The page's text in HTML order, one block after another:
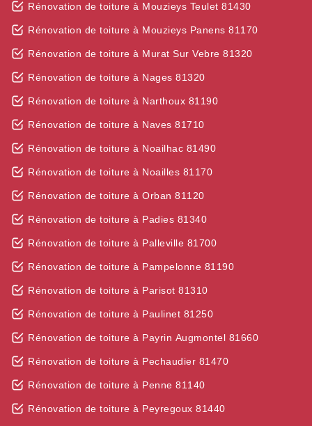
Rénovation de toiture à Mouzieys Teulet 81430
Rénovation de toiture à Mouzieys Panens 81170
Rénovation de toiture à Murat Sur Vebre 81320
Rénovation de toiture à Nages 81320
Rénovation de toiture à Narthoux 81190
Rénovation de toiture à Naves 81710
Rénovation de toiture à Noailhac 81490
Rénovation de toiture à Noailles 81170
Rénovation de toiture à Orban 81120
Rénovation de toiture à Padies 81340
Rénovation de toiture à Palleville 81700
Rénovation de toiture à Pampelonne 81190
Rénovation de toiture à Parisot 81310
Rénovation de toiture à Paulinet 81250
Rénovation de toiture à Payrin Augmontel 81660
Rénovation de toiture à Pechaudier 81470
Rénovation de toiture à Penne 81140
Rénovation de toiture à Peyregoux 81440